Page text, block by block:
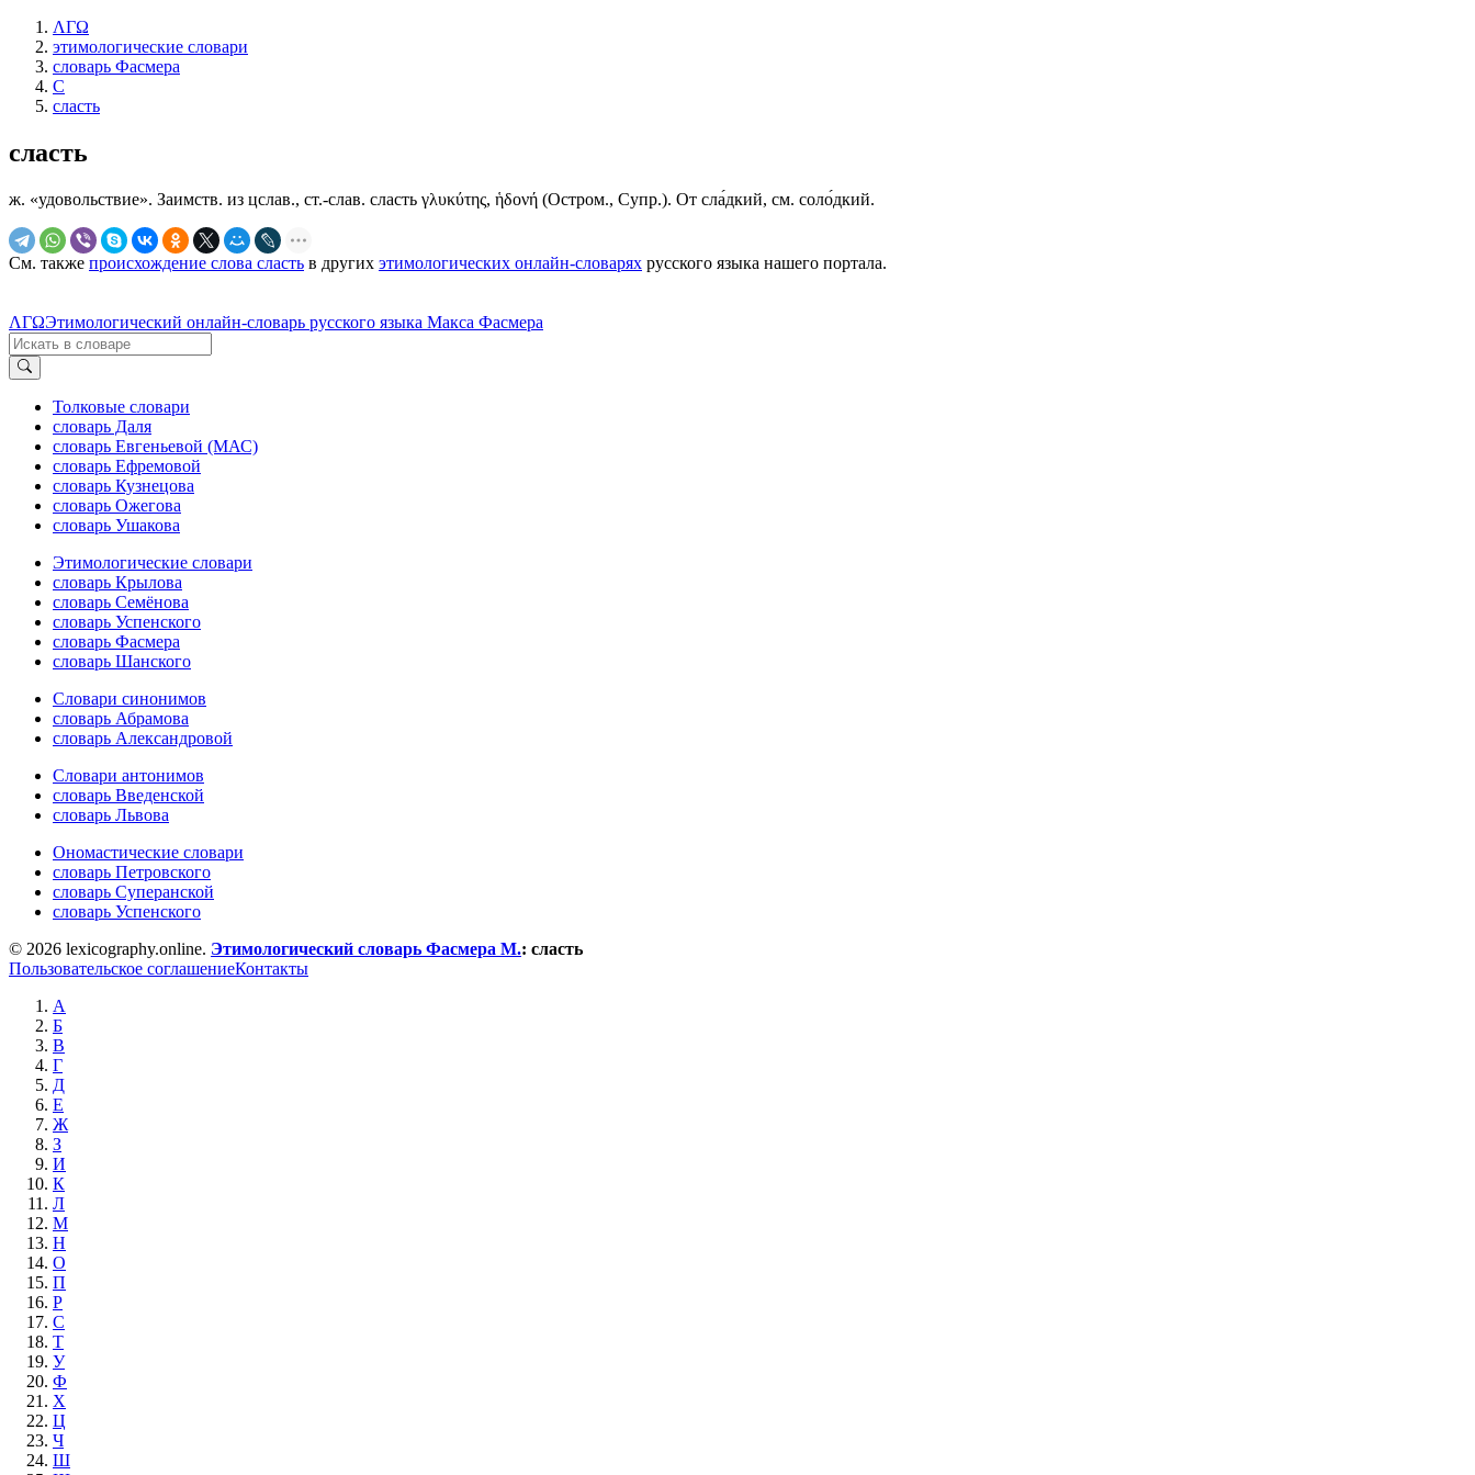
ΛΓΩ
этимологические словари
словарь Фасмера
С
сласть
сласть
ж. «удовольствие». Заимств. из цслав., ст.-слав. сласть γλυκύτης, ἡδονή (Остром., Супр.). От сла́дкий, см. соло́дкий.
См. также происхождение слова сласть в других этимологических онлайн-словарях русского языка нашего портала.
ΛΓΩЭтимологический онлайн-словарь русского языка Макса Фасмера
Толковые словари
словарь Даля
словарь Евгеньевой (МАС)
словарь Ефремовой
словарь Кузнецова
словарь Ожегова
словарь Ушакова
Этимологические словари
словарь Крылова
словарь Семёнова
словарь Успенского
словарь Фасмера
словарь Шанского
Словари синонимов
словарь Абрамова
словарь Александровой
Словари антонимов
словарь Введенской
словарь Львова
Ономастические словари
словарь Петровского
словарь Суперанской
словарь Успенского
© 2026 lexicography.online. Этимологический словарь Фасмера М.: сласть
Пользовательское соглашениеКонтакты
А
Б
В
Г
Д
Е
Ж
З
И
К
Л
М
Н
О
П
Р
С
Т
У
Ф
Х
Ц
Ч
Ш